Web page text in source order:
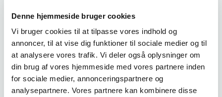
Denne hjemmeside bruger cookies
Vi bruger cookies til at tilpasse vores indhold og
annoncer, til at vise dig funktioner til sociale medier og til
at analysere vores trafik. Vi deler også oplysninger om
din brug af vores hjemmeside med vores partnere inden
for sociale medier, annonceringspartnere og
analysepartnere. Vores partnere kan kombinere disse
afsluttet. Begge projekter er udarbejdet for midler fra
’Pulje til lærepladsunderstøttende tiltag’.